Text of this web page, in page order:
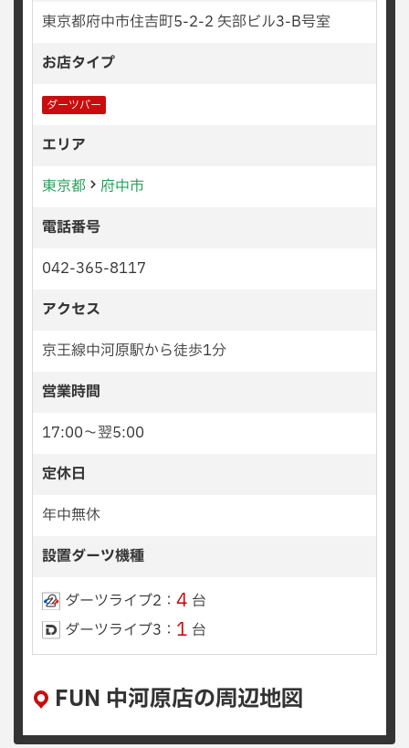
東京都府中市住吉町5-2-2 矢部ビル3-B号室
お店タイプ
ダーツバー
エリア
東京都
府中市
電話番号
042-365-8117
アクセス
京王線中河原駅から徒歩1分
営業時間
17:00〜翌5:00
定休日
年中無休
設置ダーツ機種
ダーツライブ2： 4 台
ダーツライブ3： 1 台
FUN 中河原店の周辺地図